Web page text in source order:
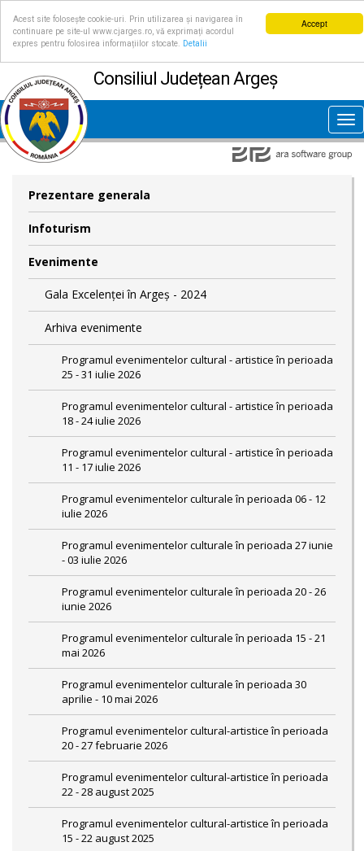
Accept
Acest site folosește cookie-uri. Prin utilizarea și navigarea în
continuare pe site-ul www.cjarges.ro, vă exprimați acordul
expres pentru folosirea informațiilor stocate.
Detalii
Consiliul Județean Argeș
Prezentare generala
Infoturism
Evenimente
Gala Excelenței în Argeș - 2024
Arhiva evenimente
Programul evenimentelor cultural - artistice în perioada
25 - 31 iulie 2026
Programul evenimentelor cultural - artistice în perioada
18 - 24 iulie 2026
Programul evenimentelor cultural - artistice în perioada
11 - 17 iulie 2026
Programul evenimentelor culturale în perioada 06 - 12
iulie 2026
Programul evenimentelor culturale în perioada 27 iunie
- 03 iulie 2026
Programul evenimentelor culturale în perioada 20 - 26
iunie 2026
Programul evenimentelor culturale în perioada 15 - 21
mai 2026
Programul evenimentelor culturale în perioada 30
aprilie - 10 mai 2026
Programul evenimentelor cultural-artistice în perioada
20 - 27 februarie 2026
Programul evenimentelor cultural-artistice în perioada
22 - 28 august 2025
Programul evenimentelor cultural-artistice în perioada
15 - 22 august 2025